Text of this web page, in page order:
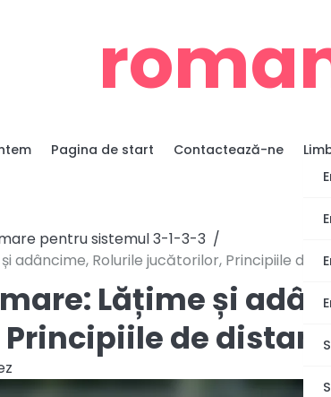
Pagina de start Contactează-ne
pentru sistemul 3-1-3-3
adâncime, Rolurile jucătorilor, Principiile de
Lățime și
de